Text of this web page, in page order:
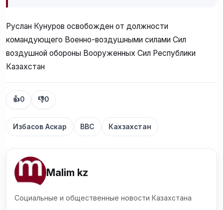
Руслан Кунуров освобожден от должности
командующего Военно-воздушными силами Сил
воздушной обороны Вооруженных Сил Республики
Казахстан
👍0 👎0
Избасов Аскар ВВС Кахзахстан
Malim kz
Социальные и общественные новости Казахстана